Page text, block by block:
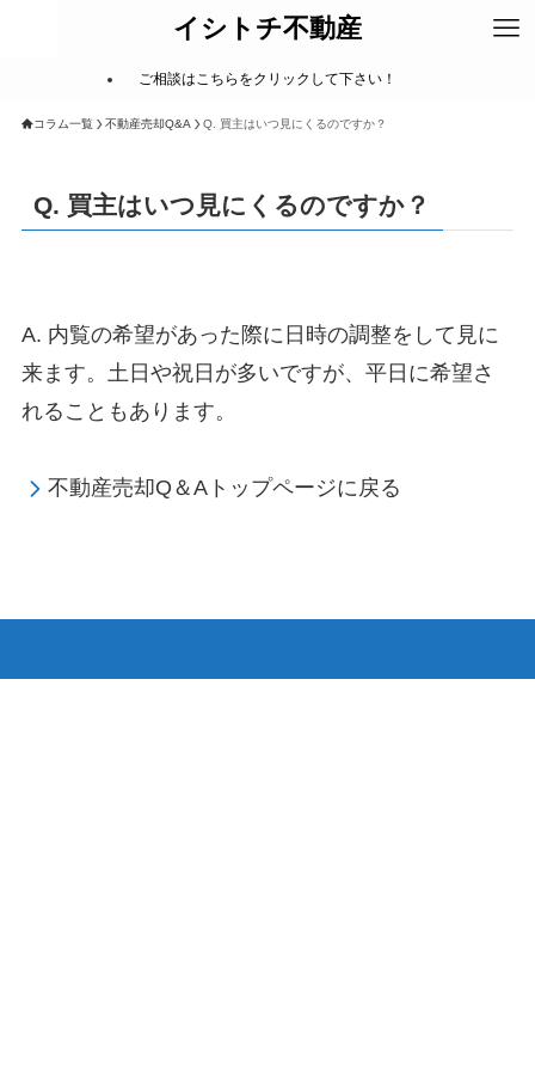
イシトチ不動産
ご相談はこちらをクリックして下さい！
コラム一覧 不動産売却Q&A Q. 買主はいつ見にくるのですか？
Q. 買主はいつ見にくるのですか？
A. 内覧の希望があった際に日時の調整をして見に
来ます。土日や祝日が多いですが、平日に希望さ
れることもあります。
不動産売却Q＆Aトップページに戻る